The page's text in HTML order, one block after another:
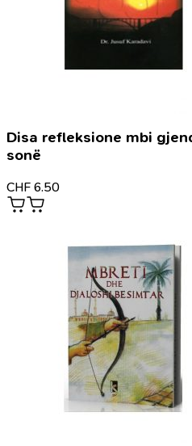
Disa refleksione mbi
sonë
CHF 6.50